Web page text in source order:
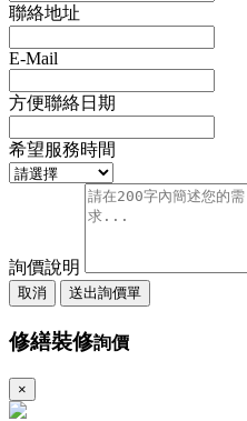
聯絡地址
E-Mail
方便聯絡日期
希望服務時間
詢價說明
取消 送出詢價單
修繕裝修詢價
×